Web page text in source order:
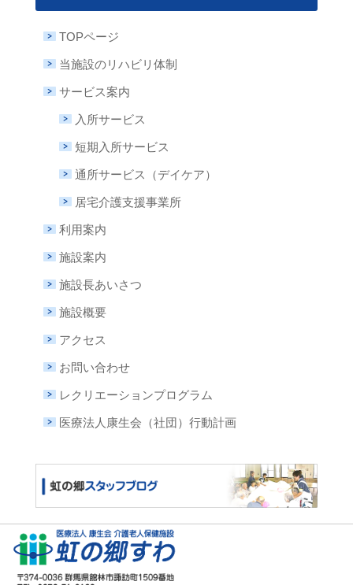
TOPページ
当施設のリハビリ体制
サービス案内
入所サービス
短期入所サービス
通所サービス（デイケア）
居宅介護支援事業所
利用案内
施設案内
施設長あいさつ
施設概要
アクセス
お問い合わせ
レクリエーションプログラム
医療法人康生会（社団）行動計画